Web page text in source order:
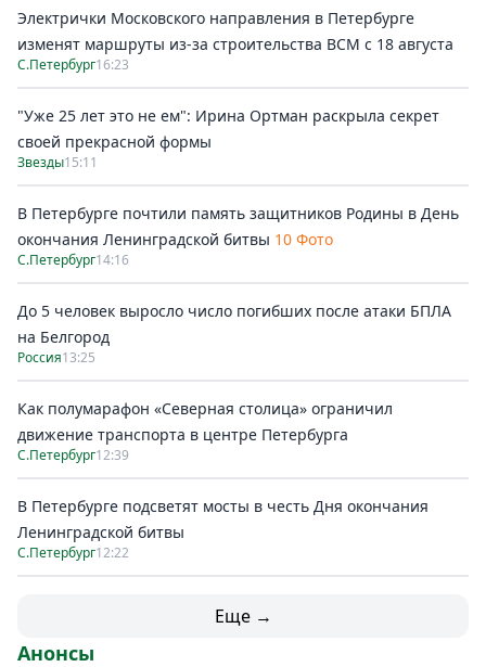
Электрички Московского направления в Петербурге
изменят маршруты из-за строительства ВСМ с 18 августа
С.Петербург16:23
"Уже 25 лет это не ем": Ирина Ортман раскрыла секрет
своей прекрасной формы
Звезды15:11
В Петербурге почтили память защитников Родины в День
окончания Ленинградской битвы 10 Фото
С.Петербург14:16
До 5 человек выросло число погибших после атаки БПЛА
на Белгород
Россия13:25
Как полумарафон «Северная столица» ограничил
движение транспорта в центре Петербурга
С.Петербург12:39
В Петербурге подсветят мосты в честь Дня окончания
Ленинградской битвы
С.Петербург12:22
Еще →
Анонсы